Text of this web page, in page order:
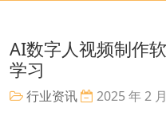
AI数字人视频制作
学习
行业资讯 2025 年 2